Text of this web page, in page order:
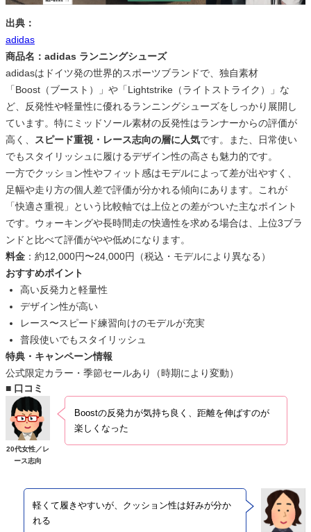
出典：
adidas
商品名：adidas ランニングシューズ
adidasはドイツ発の世界的スポーツブランドで、独自素材
「Boost（ブースト）」や「Lightstrike（ライトストライク）」な
ど、反発性や軽量性に優れるランニングシューズをしっかり展開し
ています。特にミッドソール素材の反発性はランナーからの評価が
高く、
スピード重視・レース志向の層に人気です。また、日常使い
でもスタイリッシュに履けるデザイン性の高さも魅力的です。
一方でクッション性やフィット感はモデルによって差が出やすく、
足幅や走り方の個人差で評価が分かれる傾向にあります。これが
「快適さ重視」という比較軸では上位との差がついた主なポイント
です。ウォーキングや長時間走の快適性を求める場合は、上位3ブラ
ンドと比べて評価がやや低めになります。
料金 ：約12,000円〜24,000円（税込・モデルにより異なる）
おすすめポイント
高い反発力と軽量性
デザイン性が高い
レース〜スピード練習向けのモデルが充実
普段使いでもスタイリッシュ
特典・キャンペーン情報
公式限定カラー・季節セールあり（時期により変動）
■ 口コミ
20代女性／レ
ース志向
Boostの反発力が気持ち良く、距離を伸ばすのが
楽しくなった
軽くて履きやすいが、クッション性は好みが分か
れる